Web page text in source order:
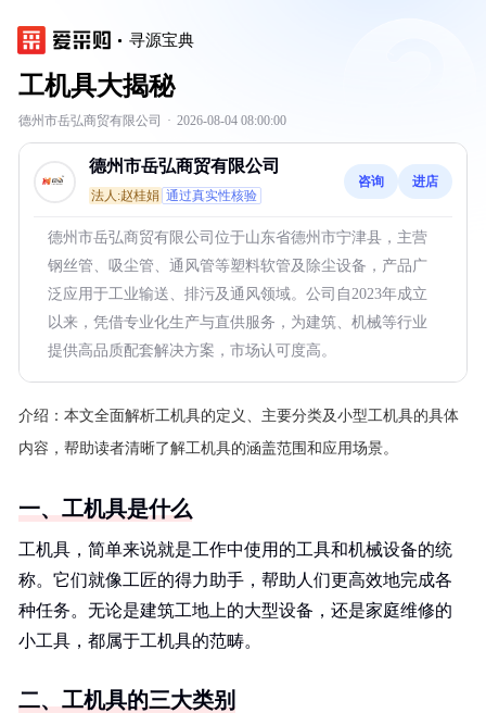
寻源宝典
工机具大揭秘
德州市岳弘商贸有限公司 · 2026-08-04 08:00:00
德州市岳弘商贸有限公司
法人:赵桂娟 通过真实性核验
咨询 进店
德州市岳弘商贸有限公司位于山东省德州市宁津县，主营
钢丝管、吸尘管、通风管等塑料软管及除尘设备，产品广
泛应用于工业输送、排污及通风领域。公司自2023年成立
以来，凭借专业化生产与直供服务，为建筑、机械等行业
提供高品质配套解决方案，市场认可度高。
介绍： 本文全面解析工机具的定义、主要分类及小型工机具的具体
内容，帮助读者清晰了解工机具的涵盖范围和应用场景。
一、工机具是什么
工机具，简单来说就是工作中使用的工具和机械设备的统
称。它们就像工匠的得力助手，帮助人们更高效地完成各
种任务。无论是建筑工地上的大型设备，还是家庭维修的
小工具，都属于工机具的范畴。
二、工机具的三大类别